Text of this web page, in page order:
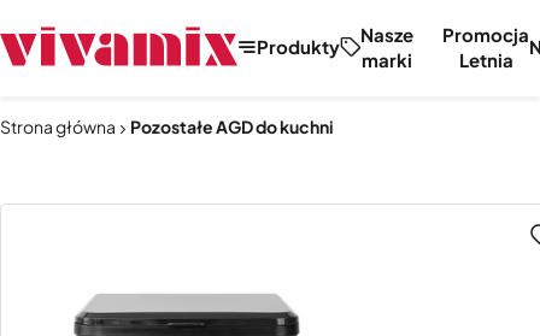
Produkty
Nasze
marki
Promocja
Letnia
Strona główna Pozostałe AGD do kuchni